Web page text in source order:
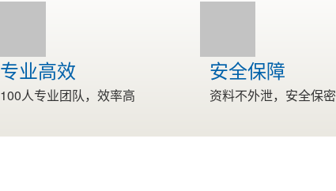
专业高效
100人专业团队，效率高
安全保障
资料不外泄，安全保密